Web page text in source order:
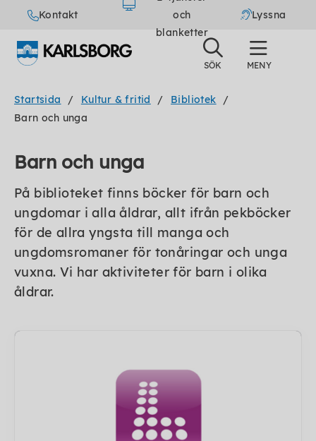
Kontakt
och
blanketter
Lyssna
Startsida Kultur & fritid
Bibliotek
Barn och unga
Barn och unga
På biblioteket finns böcker för barn och
ungdomar i alla åldrar, allt ifrån pekböcker
för de allra yngsta till manga och
ungdomsromaner för tonåringar och unga
vuxna. Vi har aktiviteter för barn i olika
åldrar.